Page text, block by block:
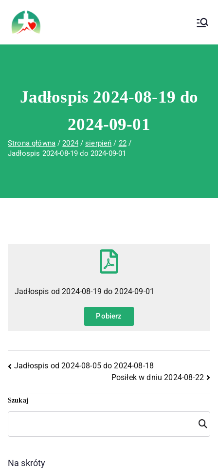
Wojewódzki Szpital Specjalistyczny im.
Św. Rafała w Czerwonej Górze
Jadłospis 2024-08-19 do
2024-09-01
Strona główna 2024 sierpień
22
Jadłospis 2024-08-19 do 2024-09-01
Jadłospis od 2024-08-19 do 2024-09-01
Pobierz
Jadłospis od 2024-08-05 do 2024-08-18
Posiłek w dniu 2024-08-22
Szukaj
Szuka
j
Na skróty